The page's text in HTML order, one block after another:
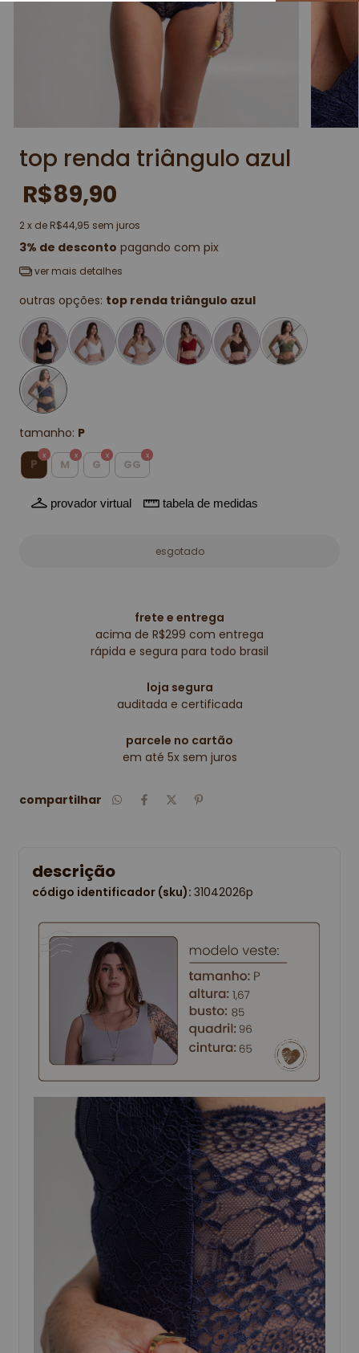
top renda triângulo azul
R$89,90
2x de R$44,95 sem juros
3% de desconto pagando com pix
ver mais detalhes
outras opções: top renda triângulo azul
tamanho: P
P M G GG
provador virtual tabela de medidas
frete e entrega
acima de R$299 com entrega
rápida e segura para todo brasil
loja segura
auditada e certificada
parcele no cartão
em até 5x sem juros
compartilhar
descrição
código identificador (sku): 31042026p